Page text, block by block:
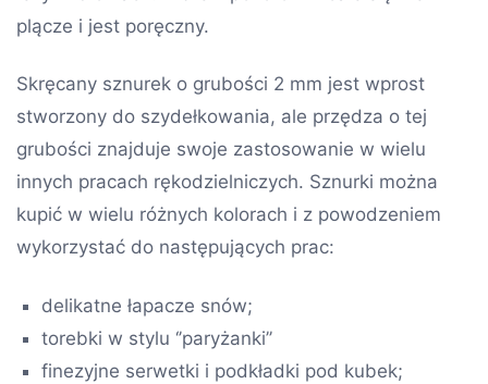
plącze i jest poręczny.
Skręcany sznurek o grubości 2 mm jest wprost
stworzony do szydełkowania, ale przędza o tej
grubości znajduje swoje zastosowanie w wielu
innych pracach rękodzielniczych. Sznurki można
kupić w wielu różnych kolorach i z powodzeniem
wykorzystać do następujących prac:
delikatne łapacze snów;
torebki w stylu ‘’paryżanki’’
finezyjne serwetki i podkładki pod kubek;